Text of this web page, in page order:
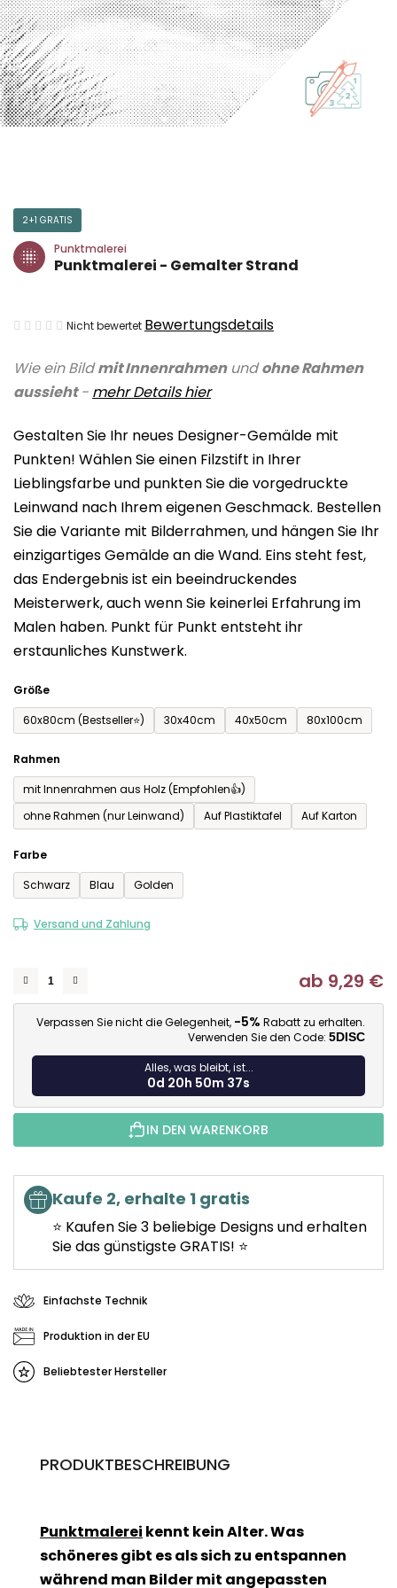
Wie ein Bildmit Innenrahmenundohne Rahmen
aussieht- mehr Detailshier
Gestalten Sie Ihr neues Designer-Gemälde mit
Punkten! Wählen Sie einen Filzstift in Ihrer
Lieblingsfarbe und punkten Sie die vorgedruckte
Leinwand nach Ihrem eigenen Geschmack. Bestellen
Sie die Variante mit Bilderrahmen, und hängen Sie Ihr
einzigartiges Gemälde an die Wand. Eins steht fest,
das Endergebnis ist ein beeindruckendes
Meisterwerk, auch wenn Sie keinerlei Erfahrung im
Malen haben. Punkt für Punkt entsteht ihr
erstaunliches Kunstwerk.
Größe
60x80cm (Bestseller⭐)
30x40cm 40x50cm 80x100cm
Rahmen
mit Innenrahmen aus Holz (Empfohlen👍)
ohne Rahmen (nur Leinwand)
Auf Plastiktafel Auf Karton
Farbe
Schwarz
Blau Golden
Versand und Zahlung
ab 9,29 €
Verpassen Sie nicht die Gelegenheit, -5% Rabatt zu erhalten.
Verwenden Sie den Code: 5DISC
Alles, was bleibt, ist...
0d 20h 50m 36s
IN DEN WARENKORB
Kaufe 2, erhalte 1 gratis
⭐ Kaufen Sie 3 beliebige Designs und erhalten
Sie das günstigste GRATIS! ⭐
Einfachste Technik
Produktion in der EU
Beliebtester Hersteller
2+1 GRATIS
Punktmalerei
Punktmalerei - Gemalter Strand
Die
Produktbewertung
ist
von
5
Sternen.
Nicht bewertet Bewertungsdetails
PRODUKTBESCHREIBUNG
Punktmalerei kennt kein Alter. Was
schöneres gibt es als sich zu entspannen
während man Bilder mit angepassten